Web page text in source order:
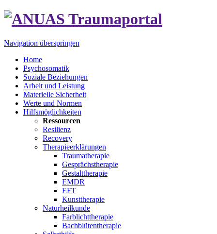
Navigation überspringen
Home
Psychosomatik
Soziale Beziehungen
Arbeit und Leistung
Materielle Sicherheit
Werte und Normen
Hilfsmöglichkeiten
Ressourcen
Resilienz
Recovery
Therapieerklärungen
Traumatherapie
Gesprächstherapie
Gestalttherapie
EMDR
EFT
Kunsttherapie
Naturheilkunde
Farblichttherapie
Bachblütentherapie